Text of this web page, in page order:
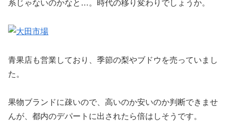
系じゃないのかなと…。時代の移り変わりでしょうか。
青果店も営業しており、季節の梨やブドウを売っていまし
た。
果物ブランドに疎いので、高いのか安いのか判断できませ
んが、都内のデパートに出されたら倍はしそうです。